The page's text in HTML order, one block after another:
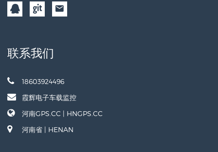
联系我们
18603924496
霞辉电子车载监控
河南GPS.CC | HNGPS.CC
河南省 | HENAN